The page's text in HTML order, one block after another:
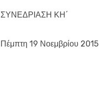
ΣΥΝΕΔΡΙΑΣΗ ΚΗ΄
Πέμπτη 19 Νοεμβρίου 2015